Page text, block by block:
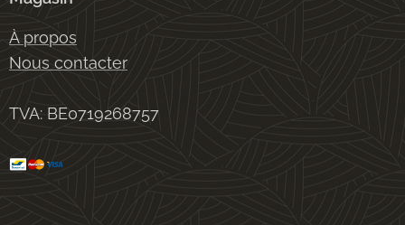
À propos
Nous contacter
TVA: BE0719268757